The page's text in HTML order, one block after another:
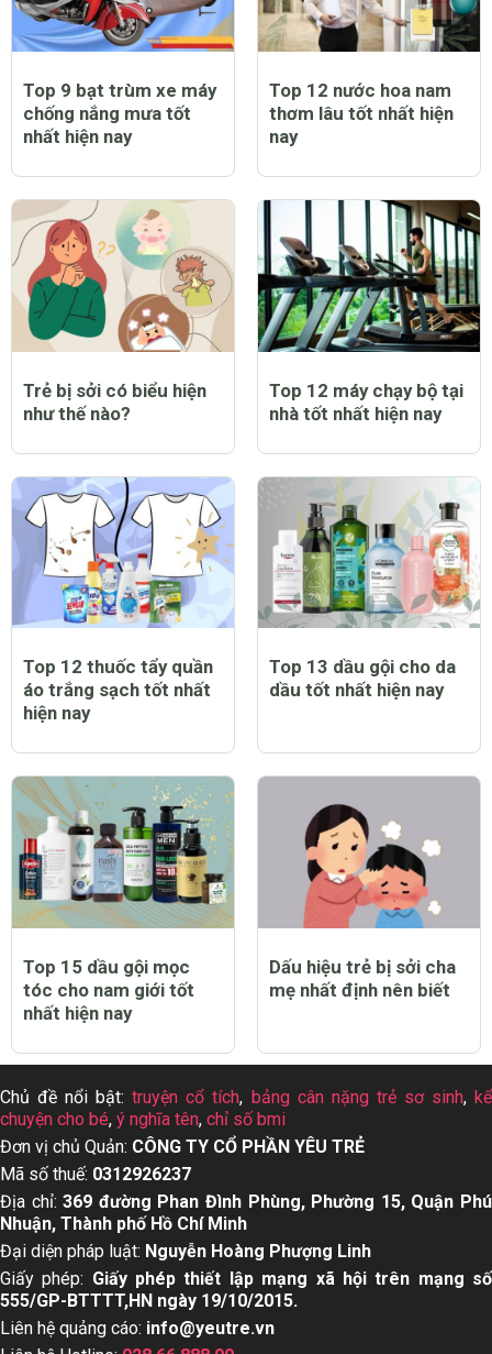
Top 9 bạt trùm xe máy
chống nắng mưa tốt
nhất hiện nay
Top 12 nước hoa nam
thơm lâu tốt nhất hiện
nay
Trẻ bị sởi có biểu hiện
như thế nào?
Top 12 máy chạy bộ tại
nhà tốt nhất hiện nay
Top 12 thuốc tẩy quần
áo trắng sạch tốt nhất
hiện nay
Top 13 dầu gội cho da
dầu tốt nhất hiện nay
Top 15 dầu gội mọc
tóc cho nam giới tốt
nhất hiện nay
Dấu hiệu trẻ bị sởi cha
mẹ nhất định nên biết
Chủ đề nổi bật:truyện cổ tích, bảng cân nặng trẻ sơ sinh,kể
chuyện cho bé, ý nghĩa tên, chỉ số bmi
Đơn vị chủ Quản: CÔNG TY CỔ PHẦN YÊU TRẺ
Mã số thuế: 0312926237
Địa chỉ:369 đường Phan Đình Phùng, Phường 15, Quận Phú
Nhuận, Thành phố Hồ Chí Minh
Đại diện pháp luật: Nguyễn Hoàng Phượng Linh
Giấy phép: Giấy phép thiết lập mạng xã hội trên mạng số
555/GP-BTTTT,HN ngày 19/10/2015.
Liên hệ quảng cáo: info@yeutre.vn